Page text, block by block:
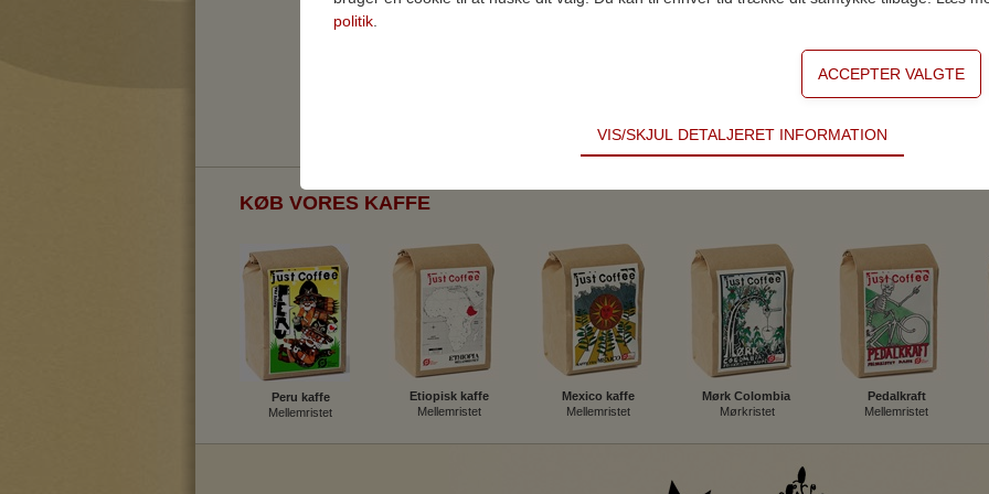
KØB VORES KAFFE
politik
Tekniske cookies er nødvendige for hjemmesidens grundlæggende funktioner som fx
Statistik-cookies bruges til at optimere design, brugervenlighed og effektiviteten af en
indsamle besøgsstatistik om antal besøg og hvordan hjemmesiden bruges.
Markedsføring
Markedsførings-cookies (tracking-cookies) indsamler brugerens digitale fodspor på tværs af
registrerer, hvad brugeren interesserer sig for/søger på for at kunne vise personrettede
på internettet.
VIS/SKJUL DETALJERET INFORMATION